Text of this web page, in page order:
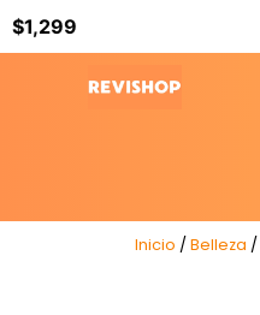
Inicio / Belleza /